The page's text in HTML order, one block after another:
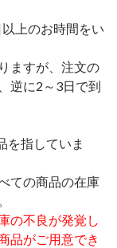
上のお時間をい
ますが、注文の
逆に2～3日で到
を指していま
ての商品の在庫
の不良が発覚し
品がご用意でき